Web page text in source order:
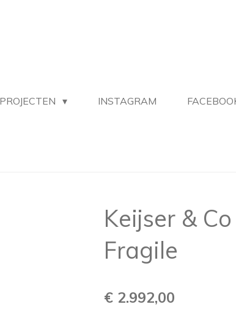
PROJECTEN INSTAGRAM
Keijser &
Fragile
€ 2.992,00